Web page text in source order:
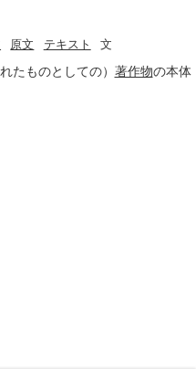
原文 テキスト 文
たものとしての） 著作物の本体